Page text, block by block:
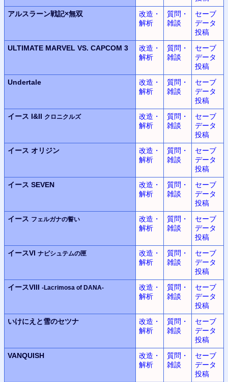
アルスラーン戦記×無双
改造・
解析
質問・
雑談
セーブ
データ
投稿
ULTIMATE MARVEL VS. CAPCOM 3
改造・
解析
質問・
雑談
セーブ
データ
投稿
Undertale
改造・
解析
質問・
雑談
セーブ
データ
投稿
イース I&II クロニクルズ
改造・
解析
質問・
雑談
セーブ
データ
投稿
イース オリジン
改造・
解析
質問・
雑談
セーブ
データ
投稿
イース SEVEN
改造・
解析
質問・
雑談
セーブ
データ
投稿
イース フェルガナの誓い
改造・
解析
質問・
雑談
セーブ
データ
投稿
イースVI ナピシュテムの匣
改造・
解析
質問・
雑談
セーブ
データ
投稿
イースVIII -Lacrimosa of DANA-
改造・
解析
質問・
雑談
セーブ
データ
投稿
いけにえと雪のセツナ
改造・
解析
質問・
雑談
セーブ
データ
投稿
VANQUISH
改造・
解析
質問・
雑談
セーブ
データ
投稿